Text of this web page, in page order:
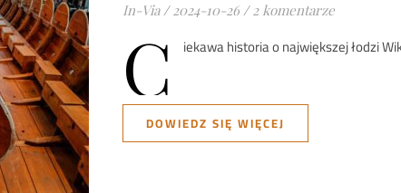
In-Via / 2024-10-26 / 2 komentarze
C iekawa historia o największej łodzi
DOWIEDZ SIĘ WIĘCEJ